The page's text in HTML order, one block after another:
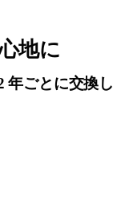
地に
年ごとに交換し